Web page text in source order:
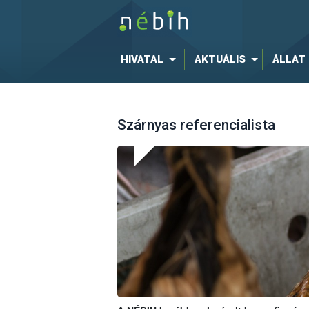
HIVATAL AKTUÁLIS ÁLLAT
Szárnyas referencialista